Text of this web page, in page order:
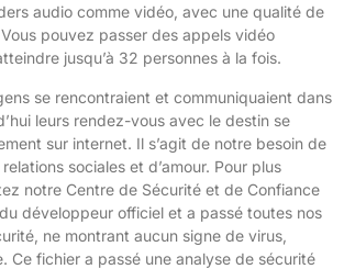
audio comme vidéo, avec une qualité de
pouvez passer des appels vidéo
jusqu’à 32 personnes à la fois.
se rencontraient et communiquaient dans
leurs rendez-vous avec le destin se
sur internet. Il s’agit de notre besoin de
sociales et d’amour. Pour plus
notre Centre de Sécurité et de Confiance
développeur officiel et a passé toutes nos
ne montrant aucun signe de virus,
Ce fichier a passé une analyse de sécurité